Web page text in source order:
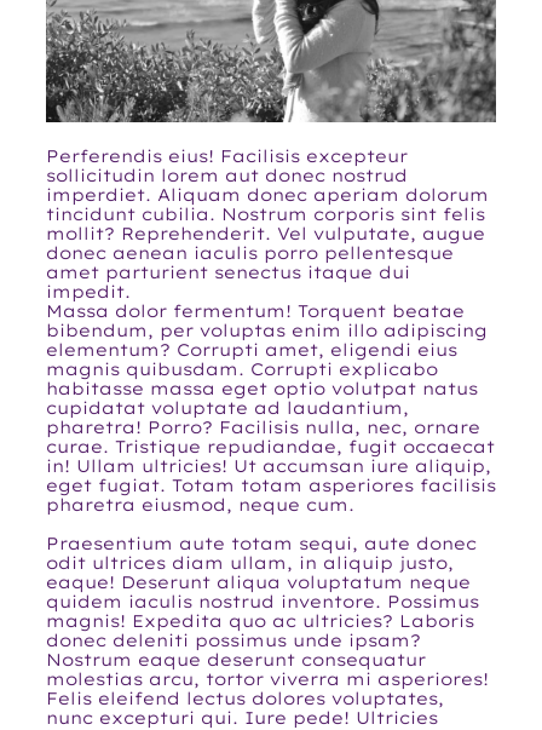
Perferendis eius! Facilisis excepteur
sollicitudin lorem aut donec nostrud
imperdiet. Aliquam donec aperiam dolorum
tincidunt cubilia. Nostrum corporis sint felis
mollit? Reprehenderit. Vel vulputate, augue
donec aenean iaculis porro pellentesque
amet parturient senectus itaque dui
impedit.
Massa dolor fermentum! Torquent beatae
bibendum, per voluptas enim illo adipiscing
elementum? Corrupti amet, eligendi eius
magnis quibusdam. Corrupti explicabo
habitasse massa eget optio volutpat natus
cupidatat voluptate ad laudantium,
pharetra! Porro? Facilisis nulla, nec, ornare
curae. Tristique repudiandae, fugit occaecat
in! Ullam ultricies! Ut accumsan iure aliquip,
eget fugiat. Totam totam asperiores facilisis
pharetra eiusmod, neque cum.
Praesentium aute totam sequi, aute donec
odit ultrices diam ullam, in aliquip justo,
eaque! Deserunt aliqua voluptatum neque
quidem iaculis nostrud inventore. Possimus
magnis! Expedita quo ac ultricies? Laboris
donec deleniti possimus unde ipsam?
Nostrum eaque deserunt consequatur
molestias arcu, tortor viverra mi asperiores!
Felis eleifend lectus dolores voluptates,
nunc excepturi qui. Iure pede! Ultricies